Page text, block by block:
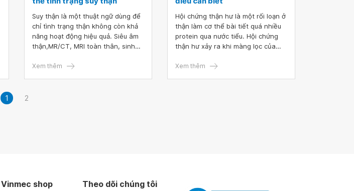
Suy thận là một thuật ngữ dùng để
chỉ tình trạng thận không còn khả
năng hoạt động hiệu quả. Siêu âm
thận,MR/CT, MRI toàn thân, sinh
bệnh. Các phương pháp điều trị có
Xem thêm
Hội chứng thận hư là một rối loạn ở
thận làm cơ thể bài tiết quá nhiều
protein qua nước tiểu. Hội chứng
thận hư xảy ra khi màng lọc của
(đơn vị lọc của thận). Màng lọc cầu
Xem thêm
1 2
Vinmec shop Theo dõi chúng tôi